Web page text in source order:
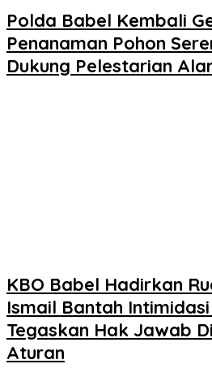
Polda Babel Kembali
Penanaman Pohon
Dukung Pelestarian
KBO Babel Hadirkan
Ismail Bantah
Tegaskan Hak Jawab
Aturan